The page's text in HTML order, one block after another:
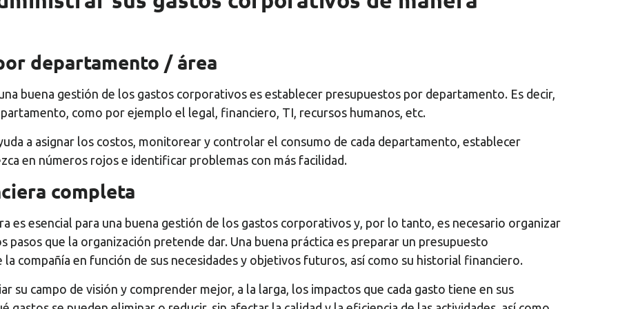
departamento / área
buena gestión de los gastos corporativos es establecer presupuestos por departamento. Es decir,
como por ejemplo el legal, financiero, TI, recursos humanos, etc.
a asignar los costos, monitorear y controlar el consumo de cada departamento, establecer
en números rojos e identificar problemas con más facilidad.
completa
es esencial para una buena gestión de los gastos corporativos y, por lo tanto, es necesario organizar
que la organización pretende dar. Una buena práctica es preparar un presupuesto
compañía en función de sus necesidades y objetivos futuros, así como su historial financiero.
su campo de visión y comprender mejor, a la larga, los impactos que cada gasto tiene en sus